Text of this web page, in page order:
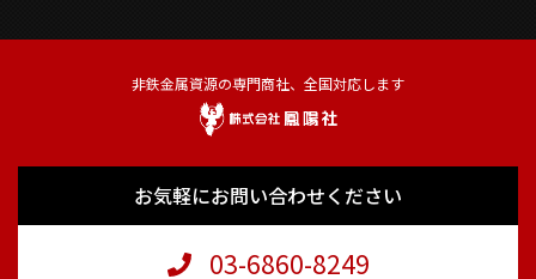
非鉄金属資源の専門商社、全国対応します
お気軽にお問い合わせください
03-6860-8249